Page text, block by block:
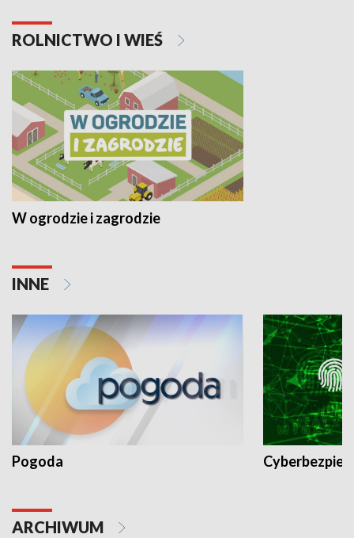
ROLNICTWO I WIEŚ
W ogrodzie i zagrodzie
INNE
Pogoda
ARCHIWUM